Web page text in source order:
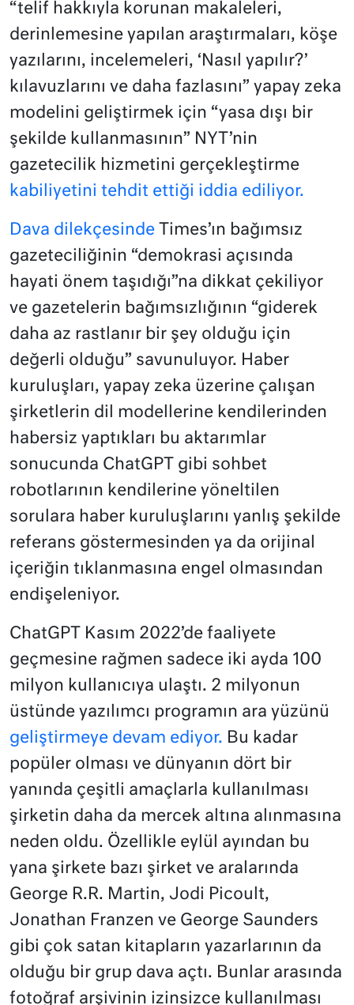
“telif hakkıyla korunan makaleleri,
derinlemesine yapılan araştırmaları, köşe
yazılarını, incelemeleri, ‘Nasıl yapılır?’
kılavuzlarını ve daha fazlasını” yapay zeka
modelini geliştirmek için “yasa dışı bir
şekilde kullanmasının” NYT’nin
gazetecilik hizmetini gerçekleştirme
kabiliyetini tehdit ettiği iddia ediliyor.
Dava dilekçesinde Times’ın bağımsız
gazeteciliğinin “demokrasi açısında
hayati önem taşıdığı”na dikkat çekiliyor
ve gazetelerin bağımsızlığının “giderek
daha az rastlanır bir şey olduğu için
değerli olduğu” savunuluyor. Haber
kuruluşları, yapay zeka üzerine çalışan
şirketlerin dil modellerine kendilerinden
habersiz yaptıkları bu aktarımlar
sonucunda ChatGPT gibi sohbet
robotlarının kendilerine yöneltilen
sorulara haber kuruluşlarını yanlış şekilde
referans göstermesinden ya da orijinal
içeriğin tıklanmasına engel olmasından
endişeleniyor.
ChatGPT Kasım 2022’de faaliyete
geçmesine rağmen sadece iki ayda 100
milyon kullanıcıya ulaştı. 2 milyonun
üstünde yazılımcı programın ara yüzünü
geliştirmeye devam ediyor. Bu kadar
popüler olması ve dünyanın dört bir
yanında çeşitli amaçlarla kullanılması
şirketin daha da mercek altına alınmasına
neden oldu. Özellikle eylül ayından bu
yana şirkete bazı şirket ve aralarında
George R.R. Martin, Jodi Picoult,
Jonathan Franzen ve George Saunders
gibi çok satan kitapların yazarlarının da
olduğu bir grup dava açtı. Bunlar arasında
fotoğraf arşivinin izinsizce kullanılması